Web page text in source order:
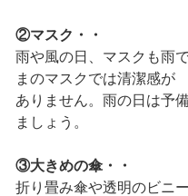
②マスク・・
雨や風の日、マスクも雨
まのマスクでは清潔感が
ありません。雨の日は予
ましょう。
③大きめの傘・・
折り畳み傘や透明のビニ